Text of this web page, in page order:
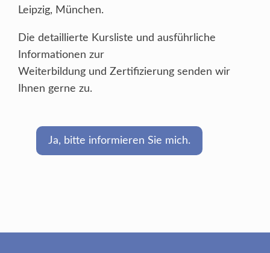
Leipzig, München.
Die detaillierte Kursliste und ausführliche
Informationen zur
Weiterbildung und Zertifizierung senden wir
Ihnen gerne zu.
Ja, bitte informieren Sie mich.